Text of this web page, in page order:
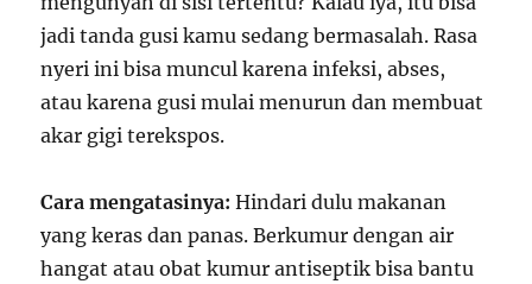
jadi tanda gusi kamu sedang bermasalah. Rasa
nyeri ini bisa muncul karena infeksi, abses,
atau karena gusi mulai menurun dan membuat
akar gigi terekspos.
Cara mengatasinya: Hindari dulu makanan
yang keras dan panas. Berkumur dengan air
hangat atau obat kumur antiseptik bisa bantu